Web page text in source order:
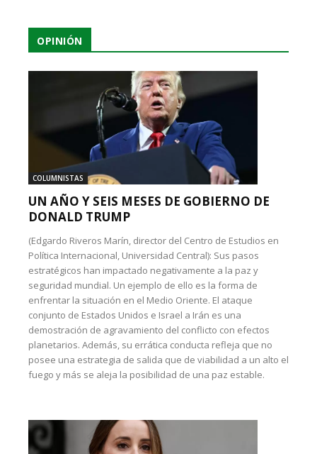
OPINIÓN
COLUMNISTAS
UN AÑO Y SEIS MESES DE GOBIERNO DE
DONALD TRUMP
(Edgardo Riveros Marín, director del Centro de Estudios en
Política Internacional, Universidad Central): Sus pasos
estratégicos han impactado negativamente a la paz y
seguridad mundial. Un ejemplo de ello es la forma de
enfrentar la situación en el Medio Oriente. El ataque
conjunto de Estados Unidos e Israel a Irán es una
demostración de agravamiento del conflicto con efectos
planetarios. Además, su errática conducta refleja que no
posee una estrategia de salida que de viabilidad a un alto el
fuego y más se aleja la posibilidad de una paz estable.